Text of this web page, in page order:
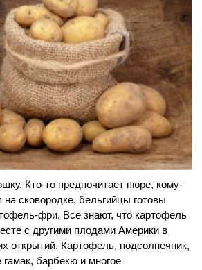
Кто-то предпочитает пюре, кому-
на сковородке, бельгийцы готовы
фри. Все знают, что картофель
с другими плодами Америки в
открытий. Картофель, подсолнечник,
барбекю и многое